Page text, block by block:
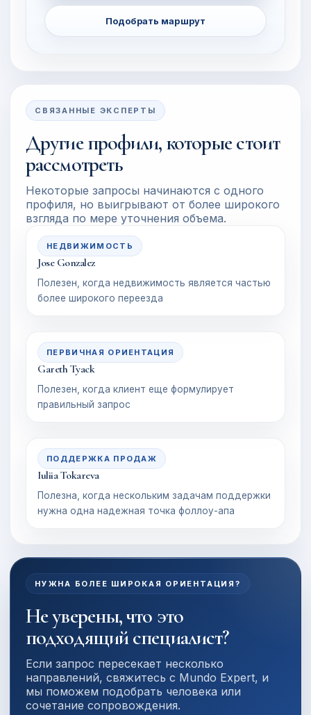
Подобрать маршрут
СВЯЗАННЫЕ ЭКСПЕРТЫ
Другие профили, которые стоит
рассмотреть
Некоторые запросы начинаются с одного
профиля, но выигрывают от более широкого
взгляда по мере уточнения объема.
НЕДВИЖИМОСТЬ
Jose Gonzalez
Полезен, когда недвижимость является частью
более широкого переезда
ПЕРВИЧНАЯ ОРИЕНТАЦИЯ
Gareth Tyack
Полезен, когда клиент еще формулирует
правильный запрос
ПОДДЕРЖКА ПРОДАЖ
Iuliia Tokareva
Полезна, когда нескольким задачам поддержки
нужна одна надежная точка фоллоу-апа
НУЖНА БОЛЕЕ ШИРОКАЯ ОРИЕНТАЦИЯ?
Не уверены, что это
подходящий специалист?
Если запрос пересекает несколько
направлений, свяжитесь с Mundo Expert, и
мы поможем подобрать человека или
сочетание сопровождения.